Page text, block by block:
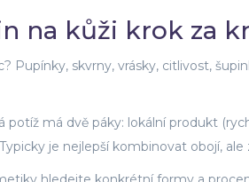
na kůži krok za
Pupínky, skvrny, vrásky, citlivost,
potíž má dvě páky: lokální produkt
je nejlepší kombinovat obojí,